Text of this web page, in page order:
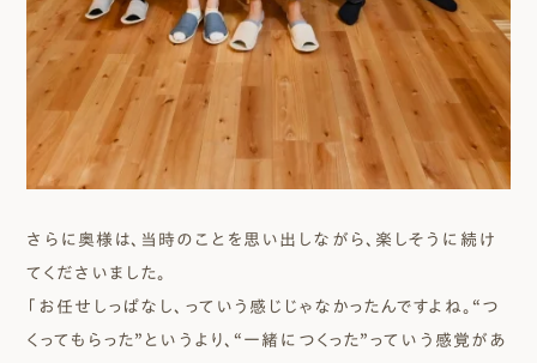
さらに奥様は、当時のことを思い出しながら、楽しそうに続け
てくださいました。
「お任せしっぱなし、っていう感じじゃなかったんですよね。“つ
くってもらった”というより、“一緒につくった”っていう感覚があ